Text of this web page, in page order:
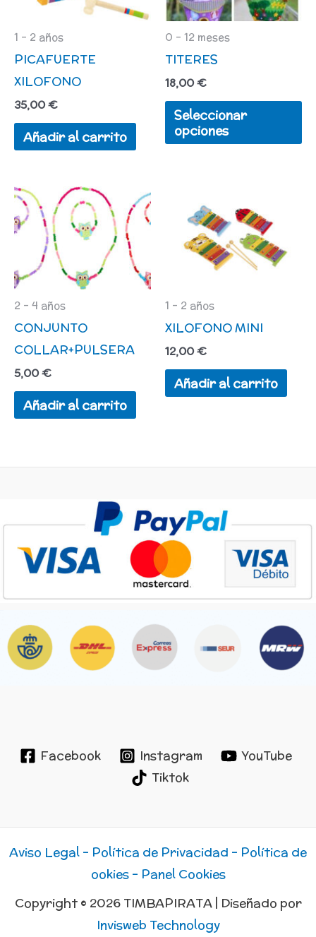
1 - 2 años
PICAFUERTE
XILOFONO
35,00€
Añadir al carrito
0 - 12 meses
TITERES
18,00€
Seleccionar
opciones
en
2 - 4 años
CONJUNTO
COLLAR+PULSERA
5,00€
Añadir al carrito
1 - 2 años
XILOFONO MINI
12,00€
Añadir al carrito
Facebook Instagram
YouTube
Tiktok
Aviso Legal - Política de Privacidad - Política de
ookies - Panel Cookies
Copyright © 2026 TIMBAPIRATA | Diseñado por
Invisweb Technology